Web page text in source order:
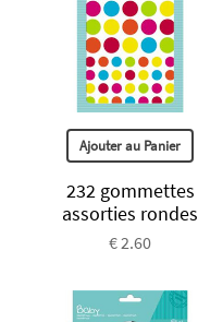
Ajouter au Panier
232 gommettes
assorties rondes
€ 2.60